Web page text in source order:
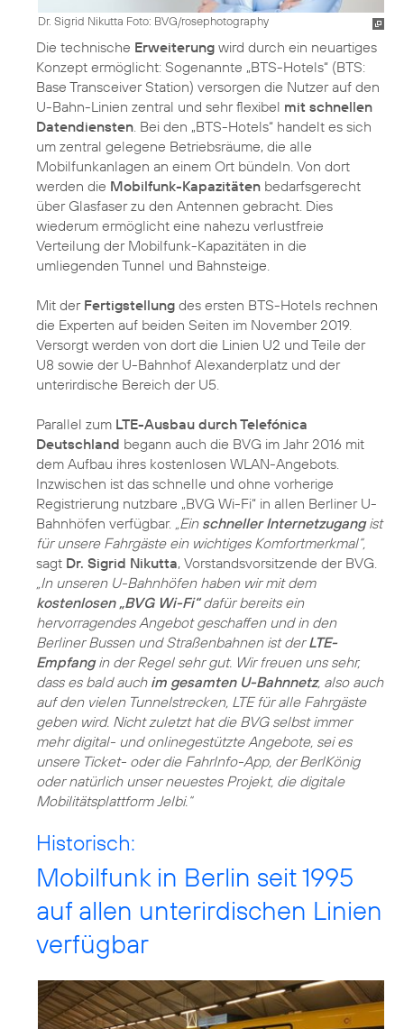
Dr. Sigrid Nikutta Foto: BVG/rosephotography
Die technische Erweiterung wird durch ein neuartiges
Konzept ermöglicht: Sogenannte „BTS-Hotels“ (BTS:
Base Transceiver Station) versorgen die Nutzer auf den
U-Bahn-Linien zentral und sehr flexibel mit schnellen
Datendiensten . Bei den „BTS-Hotels“ handelt es sich
um zentral gelegene Betriebsräume, die alle
Mobilfunkanlagen an einem Ort bündeln. Von dort
werden die Mobilfunk-Kapazitäten bedarfsgerecht
über Glasfaser zu den Antennen gebracht. Dies
wiederum ermöglicht eine nahezu verlustfreie
Verteilung der Mobilfunk-Kapazitäten in die
umliegenden Tunnel und Bahnsteige.
Mit der Fertigstellung des ersten BTS-Hotels rechnen
die Experten auf beiden Seiten im November 2019.
Versorgt werden von dort die Linien U2 und Teile der
U8 sowie der U-Bahnhof Alexanderplatz und der
unterirdische Bereich der U5.
Parallel zum LTE-Ausbau durch Telefónica
Deutschland begann auch die BVG im Jahr 2016 mit
dem Aufbau ihres kostenlosen WLAN-Angebots.
Inzwischen ist das schnelle und ohne vorherige
Registrierung nutzbare „BVG Wi-Fi“ in allen Berliner U-
Bahnhöfen verfügbar. „Ein schneller Internetzugangist
für unsere Fahrgäste ein wichtiges Komfortmerkmal“,
sagt Dr. Sigrid Nikutta, Vorstandsvorsitzende der BVG.
„In unseren U-Bahnhöfen haben wir mit dem
kostenlosen „BVG Wi-Fi“dafür bereits ein
hervorragendes Angebot geschaffen und in den
Berliner Bussen und Straßenbahnen ist derLTE-
Empfangin der Regel sehr gut. Wir freuen uns sehr,
dass es bald auch im gesamten U-Bahnnetz, also auch
auf den vielen Tunnelstrecken, LTE für alle Fahrgäste
geben wird. Nicht zuletzt hat die BVG selbst immer
mehr digital- und onlinegestützte Angebote, sei es
unsere Ticket- oder die FahrInfo-App, der BerlKönig
oder natürlich unser neuestes Projekt, die digitale
Mobilitätsplattform Jelbi.“
Historisch:
Mobilfunk in Berlin seit 1995
auf allen unterirdischen Linien
verfügbar